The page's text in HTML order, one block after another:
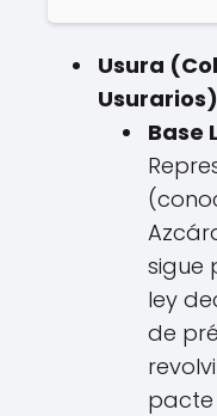
Usura
Base
sigue
ley
de
pacte